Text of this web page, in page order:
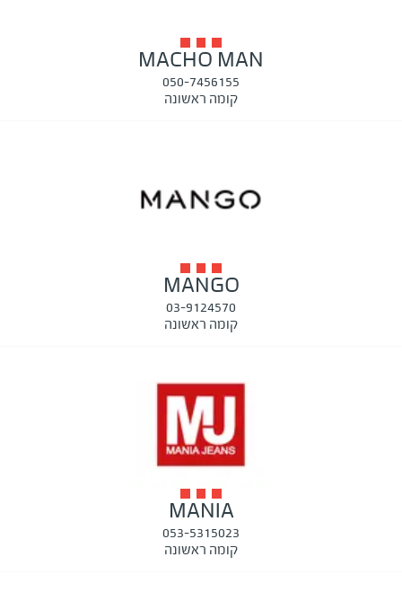
MACHO MAN
050-7456155
קומה ראשונה
MANGO
03-9124570
קומה ראשונה
MANIA
053-5315023
קומה ראשונה